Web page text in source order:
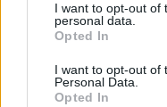
I want to opt-out of
personal data.
Opted In
I want to opt-out of
Personal Data.
Opted In